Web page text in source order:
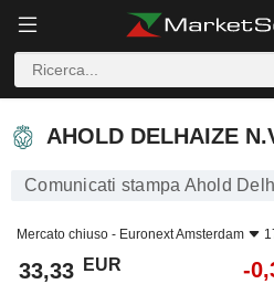
AHOLD DELHAIZE N.V.
AHOLD DELHAIZE
Comunicati stampa Ahold
Mercato chiuso - Euronext Amsterdam
33,33 EUR -